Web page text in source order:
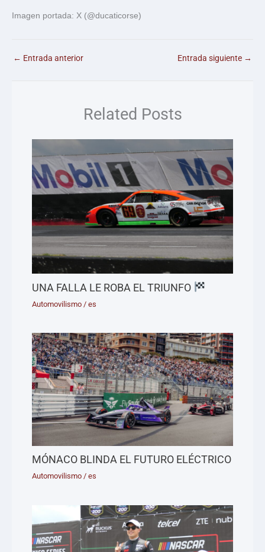
Imagen portada: X (@ducaticorse)
← Entrada anterior Entrada siguiente →
Related Posts
UNA FALLA LE ROBA EL TRIUNFO
Automovilismo /es
MÓNACO BLINDA EL FUTURO ELÉCTRICO
Automovilismo /es